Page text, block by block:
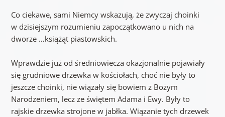
Co ciekawe, sami Niemcy wskazują, że zwyczaj choinki
w dzisiejszym rozumieniu zapoczątkowano u nich na
dworze …książąt piastowskich.
Wprawdzie już od średniowiecza okazjonalnie pojawiały
się grudniowe drzewka w kościołach, choć nie były to
jeszcze choinki, nie wiązały się bowiem z Bożym
Narodzeniem, lecz ze świętem Adama i Ewy. Były to
rajskie drzewka strojone w jabłka. Wiązanie tych drzewek